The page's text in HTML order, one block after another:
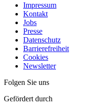
Impressum
Kontakt
Jobs
Presse
Datenschutz
Barrierefreiheit
Cookies
Newsletter
Folgen Sie uns
Gefördert durch